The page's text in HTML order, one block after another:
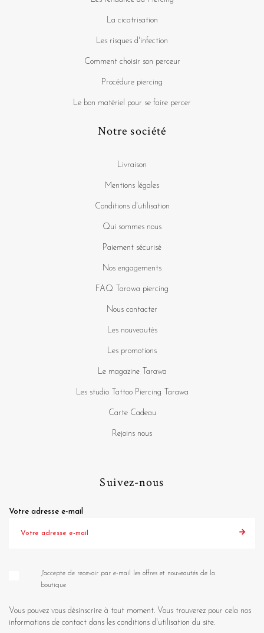
La cicatrisation
Les risques d'infection
Comment choisir son perceur
Procédure piercing
Le bon matériel pour se faire percer
Notre société
Livraison
Mentions légales
Conditions d'utilisation
Qui sommes nous
Paiement sécurisé
Nos engagements
FAQ Tarawa piercing
Nous contacter
Les nouveautés
Les promotions
Le magazine Tarawa
Les studio Tattoo Piercing Tarawa
Carte Cadeau
Rejoins nous
Suivez-nous
Votre adresse e-mail
J'accepte de recevoir par e-mail les offres et nouveautés de la
boutique
Vous pouvez vous désinscrire à tout moment. Vous trouverez pour cela nos
informations de contact dans les conditions d'utilisation du site.